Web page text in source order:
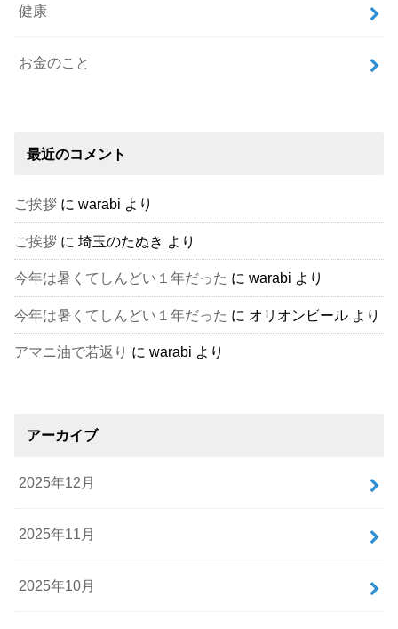
健康
お金のこと
最近のコメント
ご挨拶 にwarabi より
ご挨拶 に埼玉のたぬき より
今年は暑くてしんどい１年だった にwarabi より
今年は暑くてしんどい１年だった に オリオンビール より
アマニ油で若返り にwarabi より
アーカイブ
2025年12月
2025年11月
2025年10月